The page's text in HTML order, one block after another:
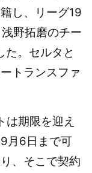
し、リーグ19
野拓磨のチー
た。セルタと
トランスファ
期限を迎え
月6日まで可
、そこで契約